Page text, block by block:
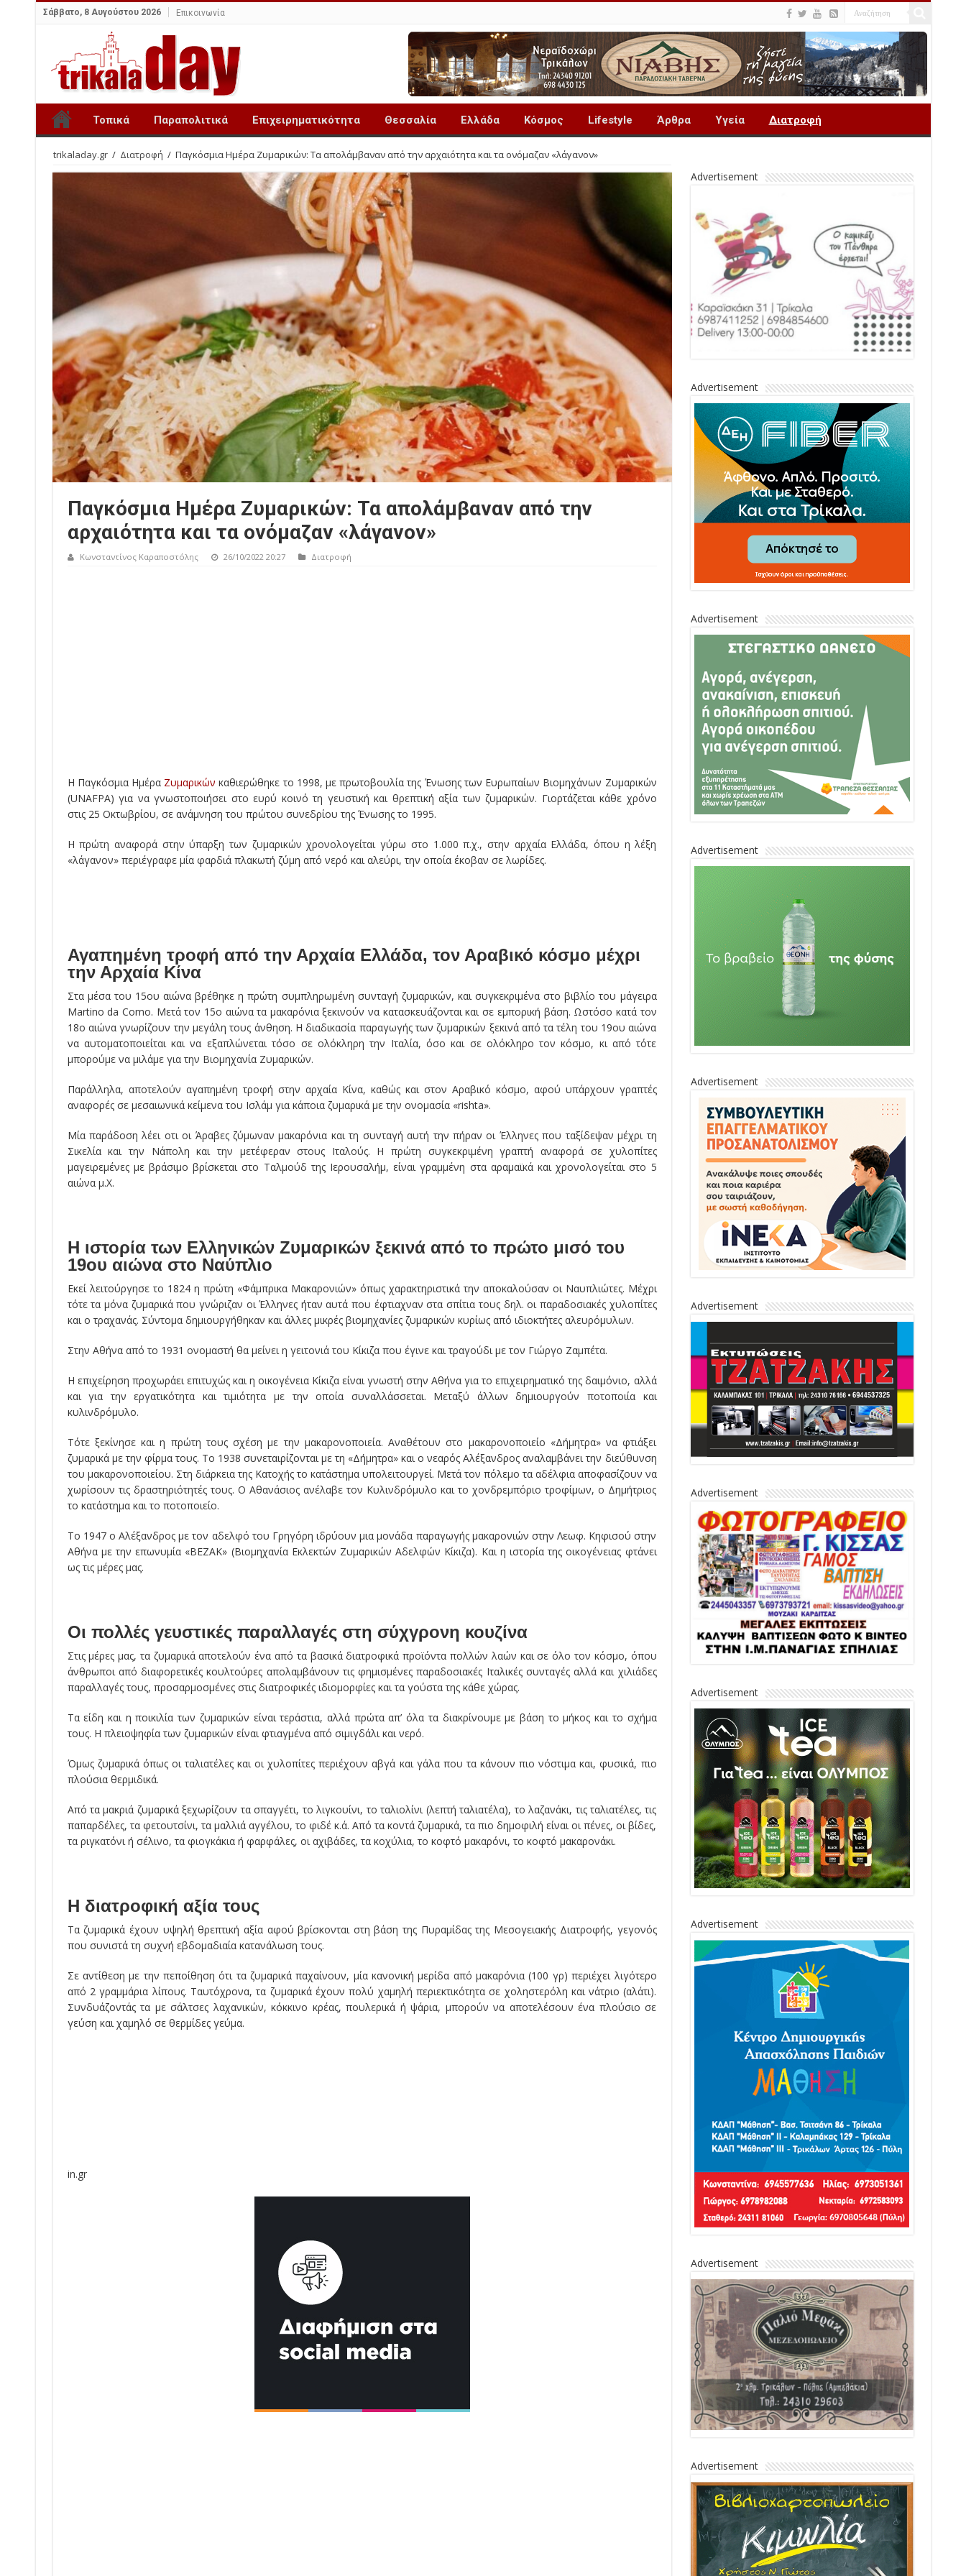
Σάββατο, 8 Αυγούστου 2026 Επικοινωνία
Τοπικά Παραπολιτικά Επιχειρηματικότητα Θεσσαλία Ελλάδα Κόσμος Lifestyle Άρθρα Υγεία Διατροφή
trikaladay.gr / Διατροφή / Παγκόσμια Ημέρα Ζυμαρικών: Τα απολάμβαναν από την αρχαιότητα και τα ονόμαζαν «λάγανον»
Παγκόσμια Ημέρα Ζυμαρικών: Τα απολάμβαναν από την
αρχαιότητα και τα ονόμαζαν «λάγανον»
Κωνσταντίνος Καραποστόλης 26/10/2022 20:27 Διατροφή
Η Παγκόσμια Ημέρα Ζυμαρικών καθιερώθηκε το 1998, με πρωτοβουλία της Ένωσης των Ευρωπαίων Βιομηχάνων Ζυμαρικών
(UNAFPA) για να γνωστοποιήσει στο ευρύ κοινό τη γευστική και θρεπτική αξία των ζυμαρικών. Γιορτάζεται κάθε χρόνο
στις 25 Οκτωβρίου, σε ανάμνηση του πρώτου συνεδρίου της Ένωσης το 1995.
Η πρώτη αναφορά στην ύπαρξη των ζυμαρικών χρονολογείται γύρω στο 1.000 π.χ., στην αρχαία Ελλάδα, όπου η λέξη
«λάγανον» περιέγραφε μία φαρδιά πλακωτή ζύμη από νερό και αλεύρι, την οποία έκοβαν σε λωρίδες.
Αγαπημένη τροφή από την Αρχαία Ελλάδα, τον Αραβικό κόσμο μέχρι
την Αρχαία Κίνα
Στα μέσα του 15ου αιώνα βρέθηκε η πρώτη συμπληρωμένη συνταγή ζυμαρικών, και συγκεκριμένα στο βιβλίο του μάγειρα
Martino da Como. Μετά τον 15ο αιώνα τα μακαρόνια ξεκινούν να κατασκευάζονται και σε εμπορική βάση. Ωστόσο κατά τον
18ο αιώνα γνωρίζουν την μεγάλη τους άνθηση. Η διαδικασία παραγωγής των ζυμαρικών ξεκινά από τα τέλη του 19ου αιώνα
να αυτοματοποιείται και να εξαπλώνεται τόσο σε ολόκληρη την Ιταλία, όσο και σε ολόκληρο τον κόσμο, κι από τότε
μπορούμε να μιλάμε για την Βιομηχανία Ζυμαρικών.
Παράλληλα, αποτελούν αγαπημένη τροφή στην αρχαία Κίνα, καθώς και στον Αραβικό κόσμο, αφού υπάρχουν γραπτές
αναφορές σε μεσαιωνικά κείμενα του Ισλάμ για κάποια ζυμαρικά με την ονομασία «rishta».
Μία παράδοση λέει οτι οι Άραβες ζύμωναν μακαρόνια και τη συνταγή αυτή την πήραν οι Έλληνες που ταξίδεψαν μέχρι τη
Σικελία και την Νάπολη και την μετέφεραν στους Ιταλούς. Η πρώτη συγκεκριμένη γραπτή αναφορά σε χυλοπίτες
μαγειρεμένες με βράσιμο βρίσκεται στο Ταλμούδ της Ιερουσαλήμ, είναι γραμμένη στα αραμαϊκά και χρονολογείται στο 5
αιώνα μ.Χ.
Η ιστορία των Ελληνικών Ζυμαρικών ξεκινά από το πρώτο μισό του
19ου αιώνα στο Ναύπλιο
Εκεί λειτούργησε το 1824 η πρώτη «Φάμπρικα Μακαρονιών» όπως χαρακτηριστικά την αποκαλούσαν οι Ναυπλιώτες. Μέχρι
τότε τα μόνα ζυμαρικά που γνώριζαν οι Έλληνες ήταν αυτά που έφτιαχναν στα σπίτια τους δηλ. οι παραδοσιακές χυλοπίτες
και ο τραχανάς. Σύντομα δημιουργήθηκαν και άλλες μικρές βιομηχανίες ζυμαρικών κυρίως από ιδιοκτήτες αλευρόμυλων.
Στην Αθήνα από το 1931 ονομαστή θα μείνει η γειτονιά του Κίκιζα που έγινε και τραγούδι με τον Γιώργο Ζαμπέτα.
Η επιχείρηση προχωράει επιτυχώς και η οικογένεια Κίκιζα είναι γνωστή στην Αθήνα για το επιχειρηματικό της δαιμόνιο, αλλά
και για την εργατικότητα και τιμιότητα με την οποία συναλλάσσεται. Μεταξύ άλλων δημιουργούν ποτοποιία και
κυλινδρόμυλο.
Τότε ξεκίνησε και η πρώτη τους σχέση με την μακαρονοποιεία. Αναθέτουν στο μακαρονοποιείο «Δήμητρα» να φτιάξει
ζυμαρικά με την φίρμα τους. Το 1938 συνεταιρίζονται με τη «Δήμητρα» και ο νεαρός Αλέξανδρος αναλαμβάνει την διεύθυνση
του μακαρονοποιείου. Στη διάρκεια της Κατοχής το κατάστημα υπολειτουργεί. Μετά τον πόλεμο τα αδέλφια αποφασίζουν να
χωρίσουν τις δραστηριότητές τους. Ο Αθανάσιος ανέλαβε τον Κυλινδρόμυλο και το χονδρεμπόριο τροφίμων, ο Δημήτριος
το κατάστημα και το ποτοποιείο.
Το 1947 ο Αλέξανδρος με τον αδελφό του Γρηγόρη ιδρύουν μια μονάδα παραγωγής μακαρονιών στην Λεωφ. Κηφισού στην
Αθήνα με την επωνυμία «ΒΕΖΑΚ» (Βιομηχανία Εκλεκτών Ζυμαρικών Αδελφών Κίκιζα). Και η ιστορία της οικογένειας φτάνει
ως τις μέρες μας.
Οι πολλές γευστικές παραλλαγές στη σύχγρονη κουζίνα
Στις μέρες μας, τα ζυμαρικά αποτελούν ένα από τα βασικά διατροφικά προϊόντα πολλών λαών και σε όλο τον κόσμο, όπου
άνθρωποι από διαφορετικές κουλτούρες απολαμβάνουν τις φημισμένες παραδοσιακές Ιταλικές συνταγές αλλά και χιλιάδες
παραλλαγές τους, προσαρμοσμένες στις διατροφικές ιδιομορφίες και τα γούστα της κάθε χώρας.
Τα είδη και η ποικιλία των ζυμαρικών είναι τεράστια, αλλά πρώτα απ’ όλα τα διακρίνουμε με βάση το μήκος και το σχήμα
τους. Η πλειοψηφία των ζυμαρικών είναι φτιαγμένα από σιμιγδάλι και νερό.
Όμως ζυμαρικά όπως οι ταλιατέλες και οι χυλοπίτες περιέχουν αβγά και γάλα που τα κάνουν πιο νόστιμα και, φυσικά, πιο
πλούσια θερμιδικά.
Από τα μακριά ζυμαρικά ξεχωρίζουν τα σπαγγέτι, το λιγκουίνι, το ταλιολίνι (λεπτή ταλιατέλα), το λαζανάκι, τις ταλιατέλες, τις
παπαρδέλες, τα φετουτσίνι, τα μαλλιά αγγέλου, το φιδέ κ.ά. Από τα κοντά ζυμαρικά, τα πιο δημοφιλή είναι οι πένες, οι βίδες,
τα ριγκατόνι ή σέλινο, τα φιογκάκια ή φαρφάλες, οι αχιβάδες, τα κοχύλια, το κοφτό μακαρόνι, το κοφτό μακαρονάκι.
Η διατροφική αξία τους
Τα ζυμαρικά έχουν υψηλή θρεπτική αξία αφού βρίσκονται στη βάση της Πυραμίδας της Μεσογειακής Διατροφής, γεγονός
που συνιστά τη συχνή εβδομαδιαία κατανάλωση τους.
Σε αντίθεση με την πεποίθηση ότι τα ζυμαρικά παχαίνουν, μία κανονική μερίδα από μακαρόνια (100 γρ) περιέχει λιγότερο
από 2 γραμμάρια λίπους. Ταυτόχρονα, τα ζυμαρικά έχουν πολύ χαμηλή περιεκτικότητα σε χοληστερόλη και νάτριο (αλάτι).
Συνδυάζοντάς τα με σάλτσες λαχανικών, κόκκινο κρέας, πουλερικά ή ψάρια, μπορούν να αποτελέσουν ένα πλούσιο σε
γεύση και χαμηλό σε θερμίδες γεύμα.
in.gr
Advertisement
Advertisement
Advertisement
Advertisement
Advertisement
Advertisement
Advertisement
Advertisement
Advertisement
Advertisement
Advertisement